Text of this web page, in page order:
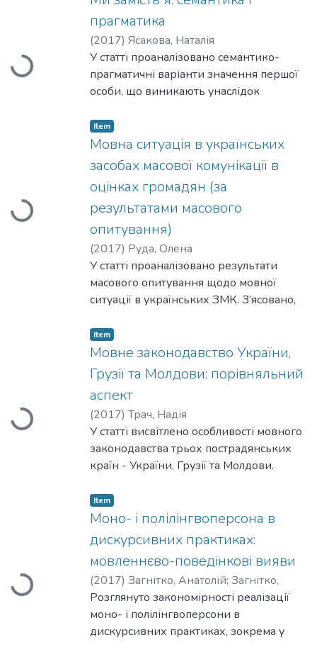
маніпуляцій суспільною думкою за
допомогою мовних одиниць.
Встановлено екстра- та інтралінгвальні
чинники, що впливають на вибір того
чи того номінатива.
Loading...
прагматика
(2017) Ясакова, Наталія
У статті проаналізовано семантико-
прагматичні варіанти значення першої
особи, що виникають унаслідок
числа. Виокремлено ми авторське,
царське, скромне, родинне, батьківське
(опікунське), корпоративне, ми
соціальної вагомості, ідеологічне,
універсальне (філософське), ми
привілейованої групи.
Loading...
Item
Мовна ситуація в українських
засобах масової комунікації в
оцінках громадян (за
результатами масового
опитування)
(2017) Руда, Олена
У статті проаналізовано результати
масового опитування щодо мовної
ситуації в українських ЗМК. З’ясовано,
українців у сфері ЗМІ й культури
обумовлена мовою повсякденного
спілкування, рідною мовою та регіоном
проживання, найменшою мірою віком,
освітою та типом населеного пункту.
Loading...
Item
Мовне законодавство України,
Грузії та Молдови: порівняльний
аспект
(2017)Трач, Надія
У статті висвітлено особливості мовного
законодавства трьох пострадянських
країн - України, Грузії та Молдови.
мовно-політичного дискурсу з часів
розпаду Радянського Союзу. Особливу
увагу приділено конституційному
затвердженню статусу державних мов,
нещодавньо ухваленим чи
напрацьованим законам та
законопроектам, ролі конституційних
судів у регулюванні мовного питання.
На додаток, розглянуто специфіку
Loading...
Item
Моно- і полілінгвоперсона в
дискурсивних практиках:
мовленнєво-поведінкові вияви
(2017) Загнітко, Анатолій; Загнітко,
Надія
Розглянуто закономірності реалізації
моно- і полілінгвоперсони в
дискурсивних практиках, зокрема у